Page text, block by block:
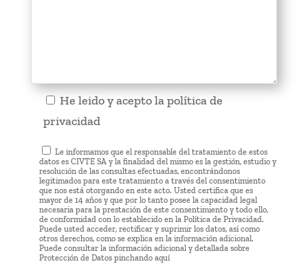
He leido y acepto lapolítica de
privacidad
Le informamos que el responsable del tratamiento de estos
datos es CIVTE SA y la finalidad del mismo es la gestión, estudio y
resolución de las consultas efectuadas, encontrándonos
legitimados para este tratamiento a través del consentimiento
que nos está otorgando en este acto. Usted certifica que es
mayor de 14 años y que por lo tanto posee la capacidad legal
necesaria para la prestación de este consentimiento y todo ello,
de conformidad con lo establecido en la Política de Privacidad.
Puede usted acceder, rectificar y suprimir los datos, así como
otros derechos, como se explica en la información adicional.
Puede consultar la información adicional y detallada sobre
Protección de Datos pinchando aquí